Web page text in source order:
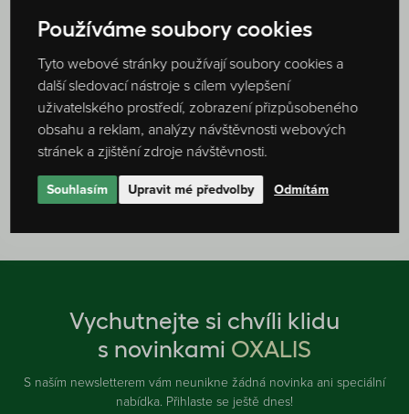
Vychutnejte si chvíli klidu
s novinkami OXALIS
S naším newsletterem vám neunikne žádná novinka ani speciální
nabídka. Přihlaste se ještě dnes!
Používáme soubory cookies
Tyto webové stránky používají soubory cookies a
další sledovací nástroje s cílem vylepšení
uživatelského prostředí, zobrazení přizpůsobeného
obsahu a reklam, analýzy návštěvnosti webových
stránek a zjištění zdroje návštěvnosti.
Souhlasím Upravit mé předvolby Odmítám